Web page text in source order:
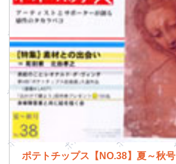
ポテトチップス【NO.38】夏～秋号